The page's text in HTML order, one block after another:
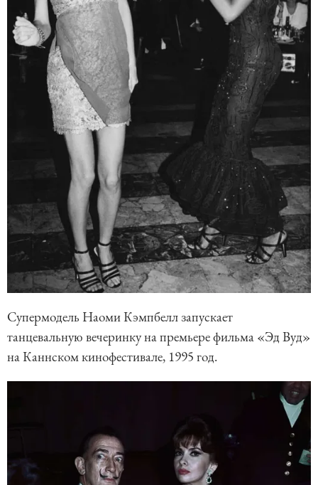
Супермодель Наоми Кэмпбелл запускает
танцевальную вечеринку на премьере фильма «Эд Вуд»
на Каннском кинофестивале, 1995 год.